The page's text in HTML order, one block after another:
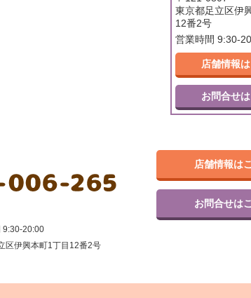
東京都足立区伊
12番2号
営業時間 9:30-
店舗情報
お問合せ
9:30-20:00
伊興本町1丁目12番2号
店舗情報は
お問合せは